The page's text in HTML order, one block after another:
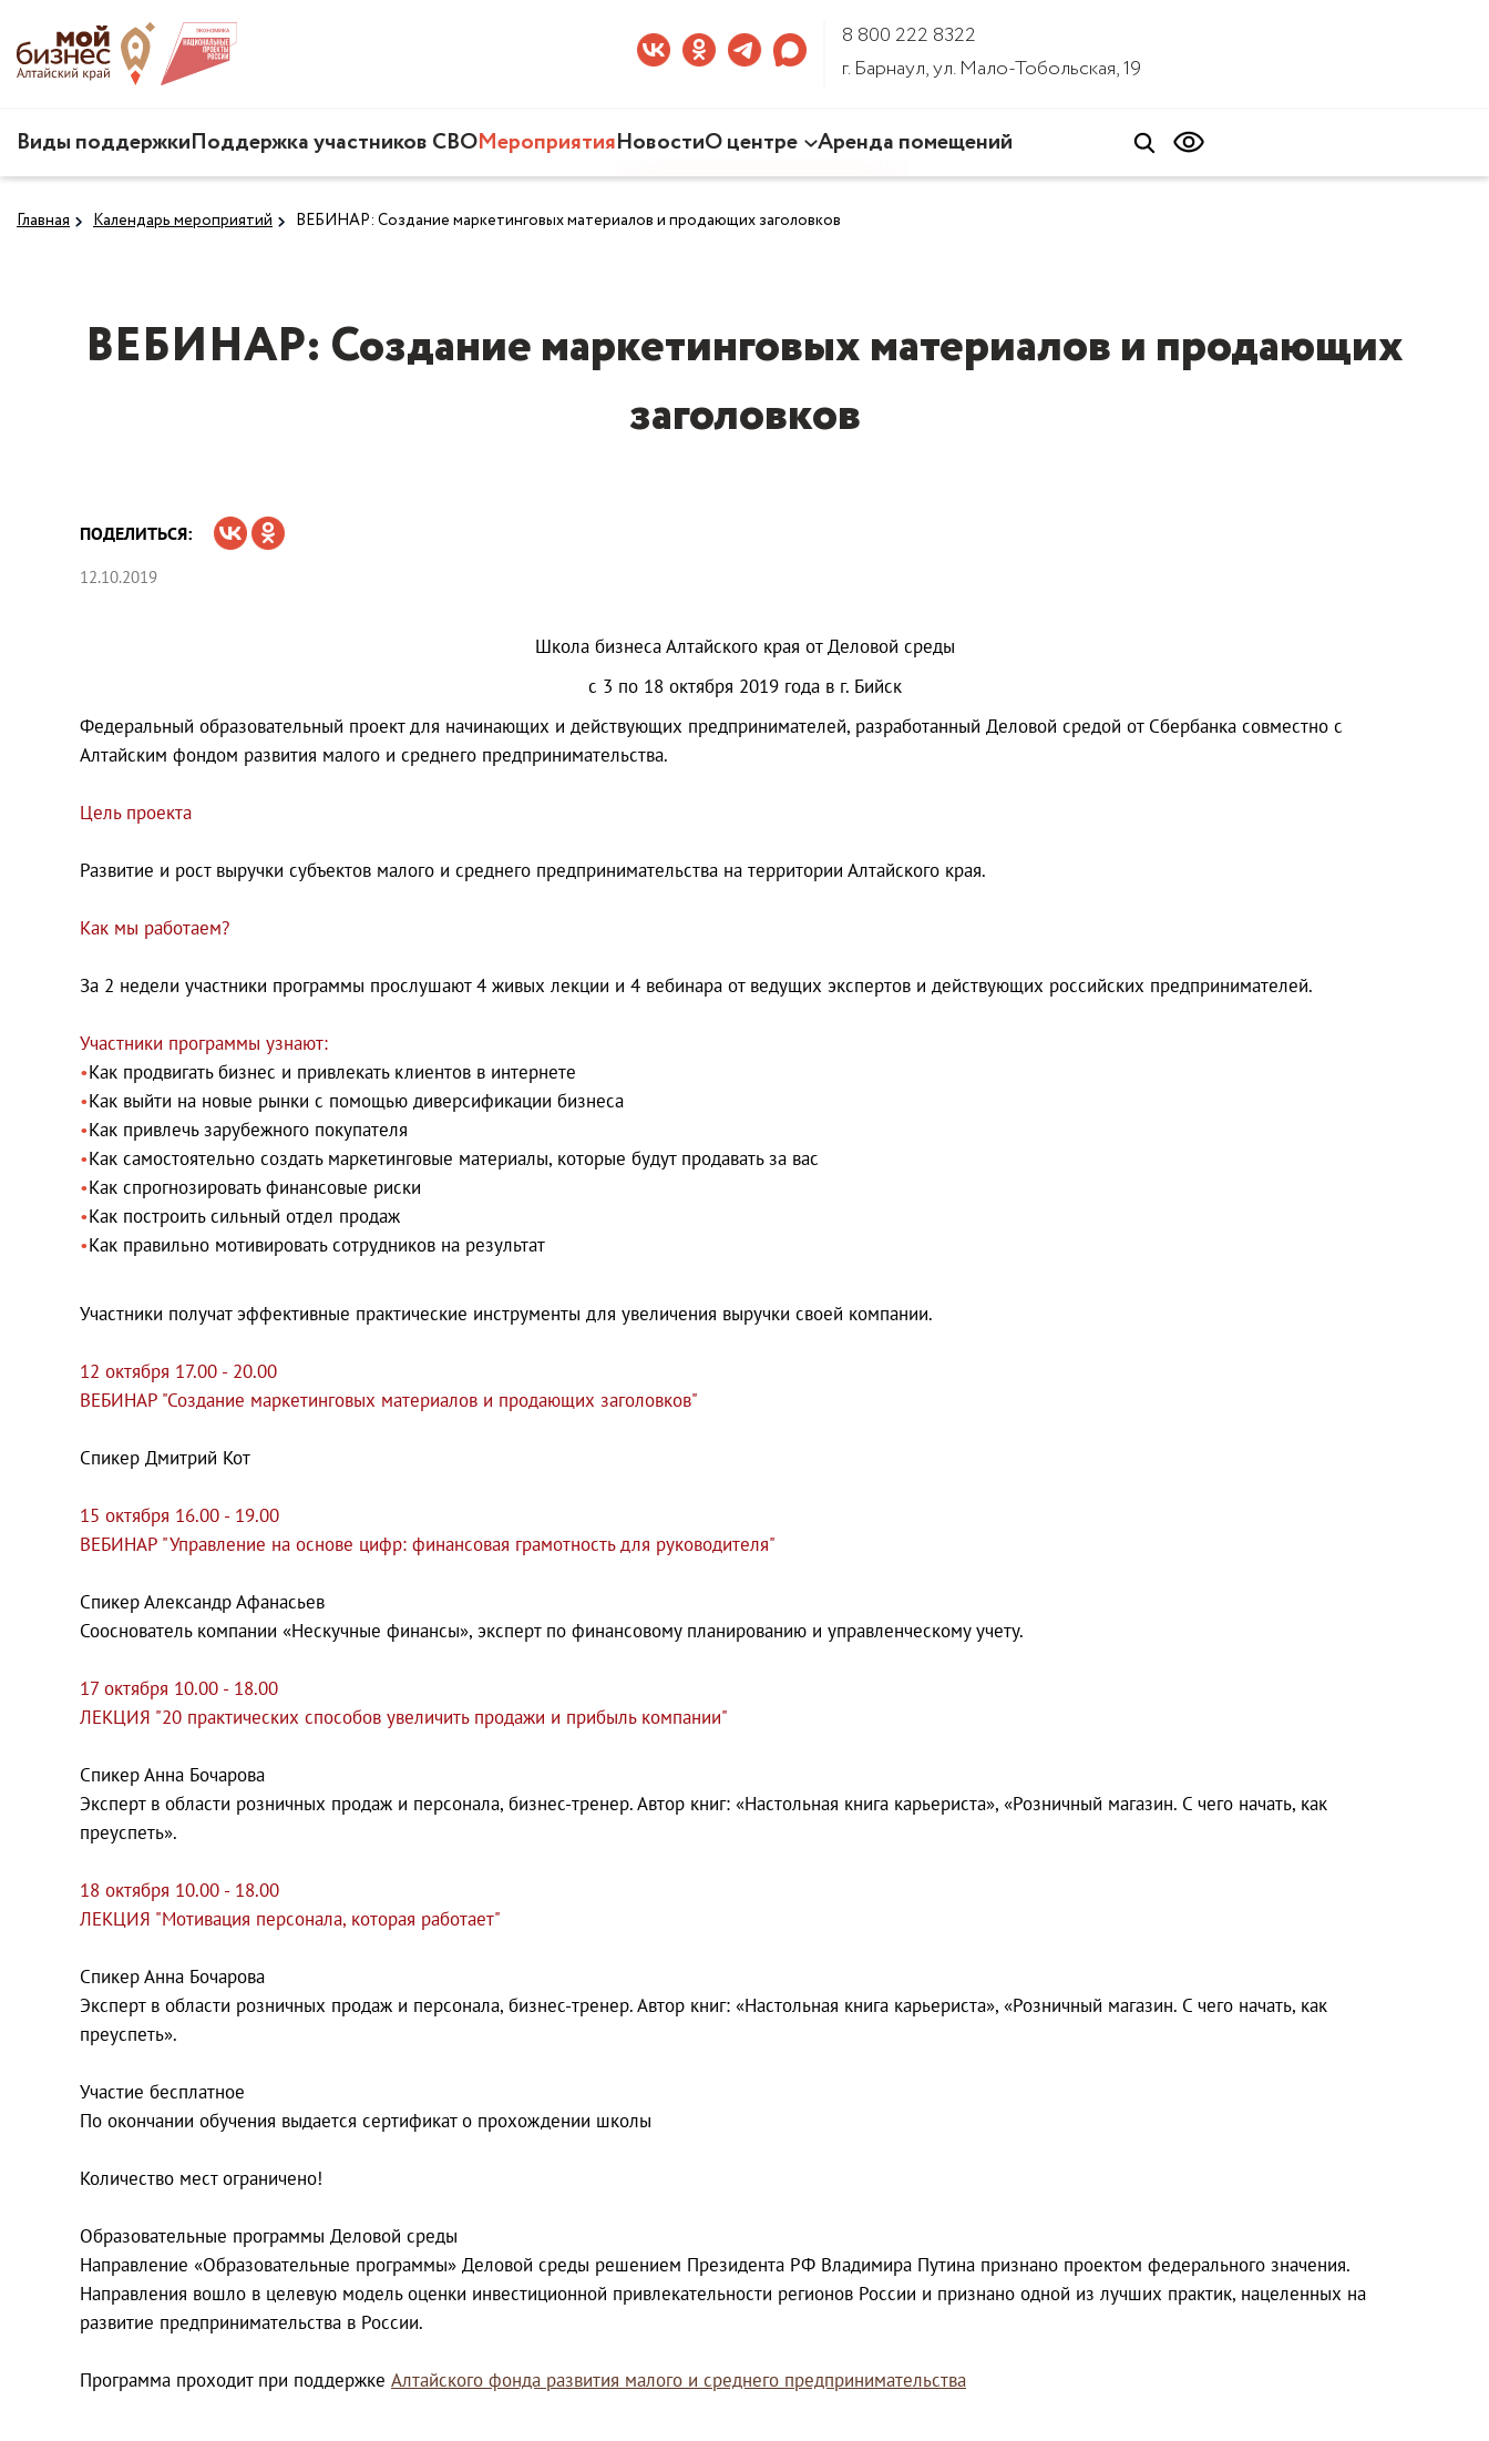
8 800 222 8322
г. Барнаул, ул. Мало-Тобольская, 19
Виды поддержкиПоддержка участников СВОМероприятияНовостиО центре
Команда Центра
Аренда помещений
Главная Календарь мероприятий ВЕБИНАР: Создание маркетинговых материалов и продающих заголовков
ВЕБИНАР: Создание маркетинговых материалов и продающих
заголовков
ПОДЕЛИТЬСЯ:
12.10.2019
Школа бизнеса Алтайского края от Деловой среды
с 3 по 18 октября 2019 года в г. Бийск
Федеральный образовательный проект для начинающих и действующих предпринимателей, разработанный Деловой средой от Сбербанка совместно с
Алтайским фондом развития малого и среднего предпринимательства.
Цель проекта
Развитие и рост выручки субъектов малого и среднего предпринимательства на территории Алтайского края.
Как мы работаем?
За 2 недели участники программы прослушают 4 живых лекции и 4 вебинара от ведущих экспертов и действующих российских предпринимателей.
Участники программы узнают:
Как продвигать бизнес и привлекать клиентов в интернете
Как выйти на новые рынки с помощью диверсификации бизнеса
Как привлечь зарубежного покупателя
Как самостоятельно создать маркетинговые материалы, которые будут продавать за вас
Как спрогнозировать финансовые риски
Как построить сильный отдел продаж
Как правильно мотивировать сотрудников на результат
Участники получат эффективные практические инструменты для увеличения выручки своей компании.
12 октября 17.00 - 20.00
ВЕБИНАР "Создание маркетинговых материалов и продающих заголовков"
Спикер Дмитрий Кот
15 октября 16.00 - 19.00
ВЕБИНАР "Управление на основе цифр: финансовая грамотность для руководителя"
Спикер Александр Афанасьев
Сооснователь компании «Нескучные финансы», эксперт по финансовому планированию и управленческому учету.
17 октября 10.00 - 18.00
ЛЕКЦИЯ "20 практических способов увеличить продажи и прибыль компании"
Спикер Анна Бочарова
Эксперт в области розничных продаж и персонала, бизнес-тренер. Автор книг: «Настольная книга карьериста», «Розничный магазин. С чего начать, как
преуспеть».
18 октября 10.00 - 18.00
ЛЕКЦИЯ "Мотивация персонала, которая работает"
Спикер Анна Бочарова
Эксперт в области розничных продаж и персонала, бизнес-тренер. Автор книг: «Настольная книга карьериста», «Розничный магазин. С чего начать, как
преуспеть».
Участие бесплатное
По окончании обучения выдается сертификат о прохождении школы
Количество мест ограничено!
Образовательные программы Деловой среды
Направление «Образовательные программы» Деловой среды решением Президента РФ Владимира Путина признано проектом федерального значения.
Направления вошло в целевую модель оценки инвестиционной привлекательности регионов России и признано одной из лучших практик, нацеленных на
развитие предпринимательства в России.
Программа проходит при поддержке Алтайского фонда развития малого и среднего предпринимательства